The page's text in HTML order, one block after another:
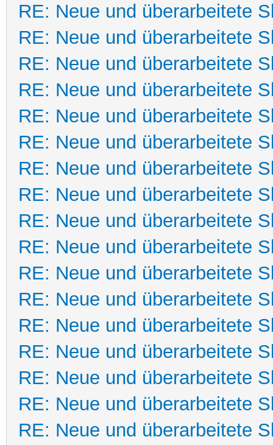
RE: Neue und überarbeitete
RE: Neue und überarbeitete
RE: Neue und überarbeitete
RE: Neue und überarbeitete
RE: Neue und überarbeitete
RE: Neue und überarbeitete
RE: Neue und überarbeitete
RE: Neue und überarbeitete
RE: Neue und überarbeitete
RE: Neue und überarbeitete
RE: Neue und überarbeitete
RE: Neue und überarbeitete
RE: Neue und überarbeitete
RE: Neue und überarbeitete
RE: Neue und überarbeitete
RE: Neue und überarbeitete
RE: Neue und überarbeitete